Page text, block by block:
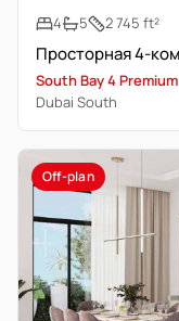
4
5 2 745 ft²
South Bay 4 Premium
Dubai South
Off-plan